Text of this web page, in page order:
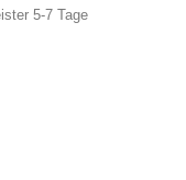
5-7 Tage